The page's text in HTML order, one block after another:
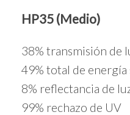
HP35 (Medio)
38% transmisión de
49% total de energía
8% reflectancia de
99% rechazo de UV